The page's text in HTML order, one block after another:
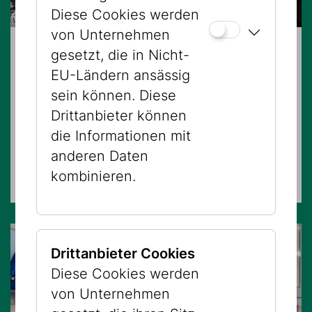
23.08.2026 – 09:00 Uhr
Boker tov! Guten Morgen im
Jüdischen Museum Wien
EXKLUSIVFÜHRUNGEN
Museum Dorotheergasse
Diese Cookies werden
von Unternehmen
gesetzt, die in Nicht-
EU-Ländern ansässig
sein können. Diese
Drittanbieter können
die Informationen mit
anderen Daten
kombinieren.
Drittanbieter Cookies
Diese Cookies werden
von Unternehmen